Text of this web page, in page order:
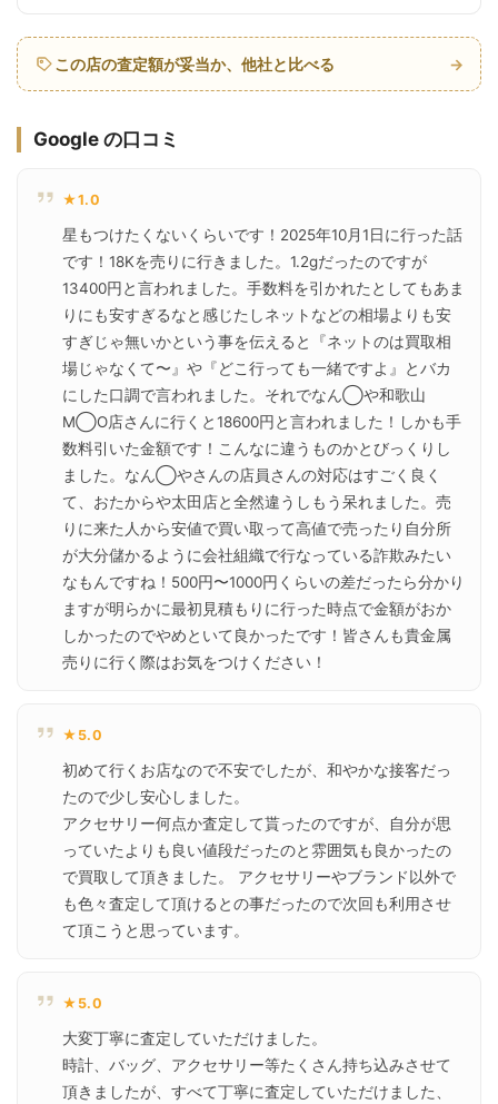
この店の査定額が妥当か、他社と比べる →
Google の口コミ
★1.0
星もつけたくないくらいです！2025年10月1日に行った話
です！18Kを売りに行きました。1.2gだったのですが
13400円と言われました。手数料を引かれたとしてもあま
りにも安すぎるなと感じたしネットなどの相場よりも安
すぎじゃ無いかという事を伝えると『ネットのは買取相
場じゃなくて〜』や『どこ行っても一緒ですよ』とバカ
にした口調で言われました。それでなん◯や和歌山
M◯O店さんに行くと18600円と言われました！しかも手
数料引いた金額です！こんなに違うものかとびっくりし
ました。なん◯やさんの店員さんの対応はすごく良く
て、おたからや太田店と全然違うしもう呆れました。売
りに来た人から安値で買い取って高値で売ったり自分所
が大分儲かるように会社組織で行なっている詐欺みたい
なもんですね！500円〜1000円くらいの差だったら分かり
ますが明らかに最初見積もりに行った時点で金額がおか
しかったのでやめといて良かったです！皆さんも貴金属
売りに行く際はお気をつけください！
★5.0
初めて行くお店なので不安でしたが、和やかな接客だっ
たので少し安心しました。
アクセサリー何点か査定して貰ったのですが、自分が思
っていたよりも良い値段だったのと雰囲気も良かったの
で買取して頂きました。 アクセサリーやブランド以外で
も色々査定して頂けるとの事だったので次回も利用させ
て頂こうと思っています。
★5.0
大変丁寧に査定していただけました。
時計、バッグ、アクセサリー等たくさん持ち込みさせて
頂きましたが、すべて丁寧に査定していただけました、